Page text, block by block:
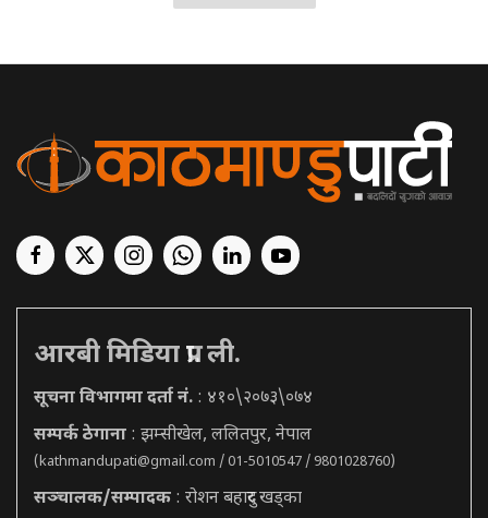
आरबी मिडिया प्रा. ली.
सूचना विभागमा दर्ता नं. : ४१०\२०७३\०७४
सम्पर्क ठेगाना : झम्सीखेल, ललितपुर, नेपाल
(kathmandupati@gmail.com / 01-5010547 / 9801028760)
सञ्चालक/सम्पादक : रोशन बहादुर खड्का